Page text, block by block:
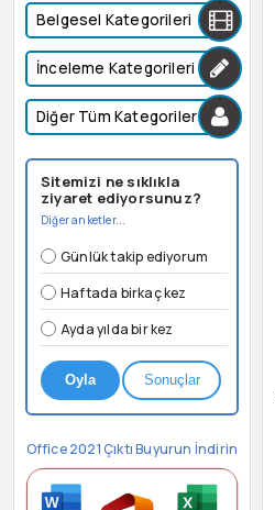
Belgesel Kategorileri
İnceleme Kategorileri
Diğer Tüm Kategoriler
Sitemizi ne sıklıkla
ziyaret ediyorsunuz?
Diğer anketler...
Günlük takip ediyorum
Haftada birkaç kez
Ayda yılda bir kez
Oyla Sonuçlar
Office 2021 Çıktı Buyurun İndirin